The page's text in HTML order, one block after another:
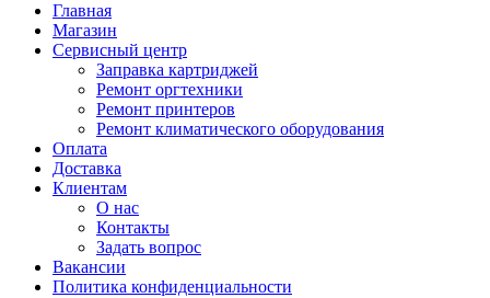
Главная
Магазин
Сервисный центр
Заправка картриджей
Ремонт оргтехники
Ремонт принтеров
Ремонт климатического оборудования
Оплата
Доставка
Клиентам
О нас
Контакты
Задать вопрос
Вакансии
Политика конфиденциальности